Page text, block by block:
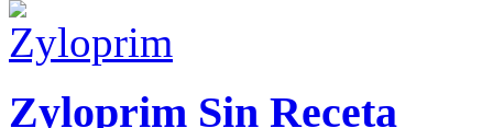
Zyloprim Sin Receta